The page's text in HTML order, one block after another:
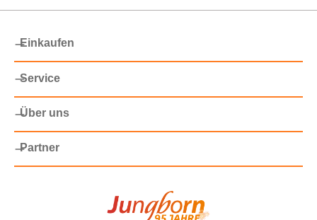
Einkaufen
Service
Über uns
Partner